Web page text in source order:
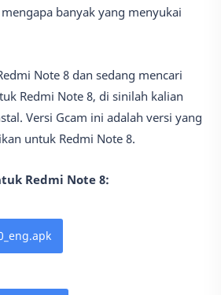
banyak yang menyukai
Note 8 dan sedang mencari
Redmi Note 8, di sinilah kalian
Versi Gcam ini adalah versi yang
untuk Redmi Note 8.
Redmi Note 8: